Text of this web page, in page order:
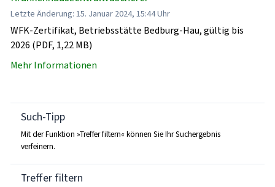
Letzte Änderung: 15. Januar 2024, 15:44 Uhr
WFK-Zertifikat, Betriebsstätte Bedburg-Hau, gültig bis
2026 (PDF, 1,22 MB)
Mehr Informationen
Such-Tipp
Mit der Funktion »Treffer filtern« können Sie Ihr Suchergebnis
verfeinern.
Treffer filtern